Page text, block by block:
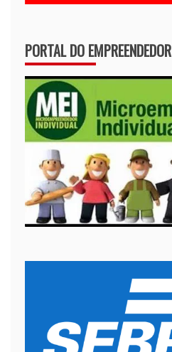
PORTAL DO EMPREENDEDOR